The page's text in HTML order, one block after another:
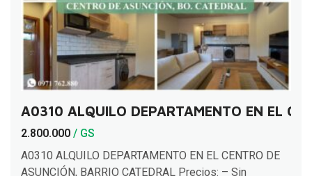
A0310 ALQUILO DEPARTAMENTO EN EL
2.800.000 / GS
A0310 ALQUILO DEPARTAMENTO EN EL CENTRO DE
ASUNCIÓN, BARRIO CATEDRAL Precios: – Sin